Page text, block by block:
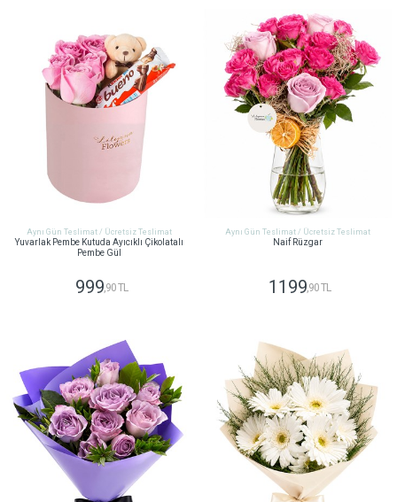
Aynı Gün Teslimat / Ücretsiz Teslimat
Yuvarlak Pembe Kutuda Ayıcıklı Çikolatalı
Pembe Gül
999,90 TL
Aynı Gün Teslimat / Ücretsiz Teslimat
Naif Rüzgar
1199 ,90 TL